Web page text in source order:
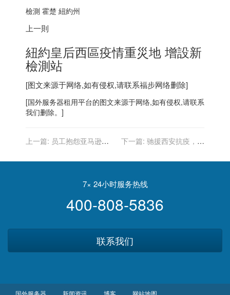
檢測 霍楚 紐約州
上一則
紐約皇后西區疫情重災地 增設新
檢測站
[图文来源于网络,如有侵权,请联系福步网络删除]
[国外服务器租用平台的图文来源于网络,如有侵权,请联系
我们删除。]
上一篇: 员工抱怨亚马逊太
还不让休假
下一篇: 驰援西安抗疫，腾
7× 24小时服务热线
400-808-5836
联系我们